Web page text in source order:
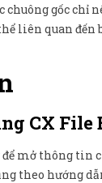
gốc chỉ
liên quan đến
CX File
để mở thông tin
theo hướng